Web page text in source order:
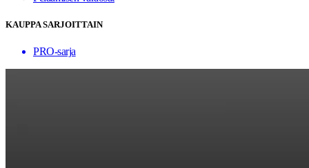
KAUPPA SARJOITTAIN
PRO-sarja